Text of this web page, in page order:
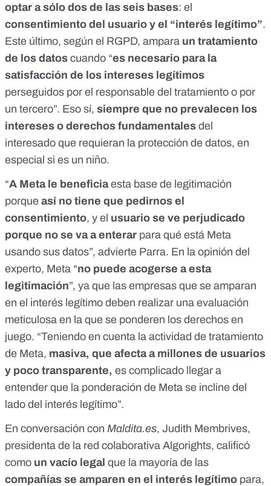
optar a sólo dos de las seis bases: el
consentimiento del usuario y el “interés legítimo”.
Este último, según el RGPD, ampara un tratamiento
de los datos cuando “es necesario para la
satisfacción de los intereses legítimos
perseguidos por el responsable del tratamiento o por
un tercero”. Eso sí, siempre que no prevalecen los
intereses o derechos fundamentales del
interesado que requieran la protección de datos, en
especial si es un niño.
“A Meta le beneficiaesta base de legitimación
porque así no tiene que pedirnos el
consentimiento, y el usuario se ve perjudicado
porque no se va a enterar para qué está Meta
usando sus datos”, advierte Parra. En la opinión del
experto, Meta “no puede acogerse a esta
legitimación”, ya que las empresas que se amparan
en el interés legítimo deben realizar una evaluación
meticulosa en la que se ponderen los derechos en
juego. “Teniendo en cuenta la actividad de tratamiento
de Meta, masiva, que afecta a millones de usuarios
y poco transparente, es complicado llegar a
entender que la ponderación de Meta se incline del
lado del interés legítimo”.
En conversación con Maldita.es, Judith Membrives,
presidenta de la red colaborativa Algorights, calificó
como un vacío legal que la mayoría de las
compañías se amparen en el interés legítimo para,